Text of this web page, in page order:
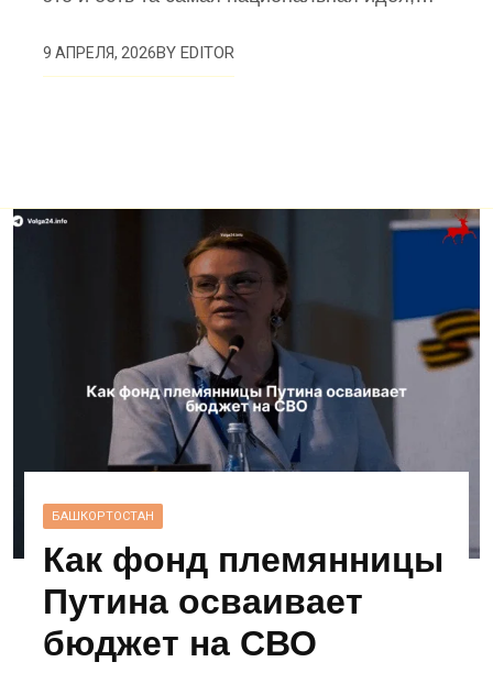
9 АПРЕЛЯ, 2026BYEDITOR
БАШКОРТОСТАН
Как фонд племянницы
Путина осваивает
бюджет на СВО